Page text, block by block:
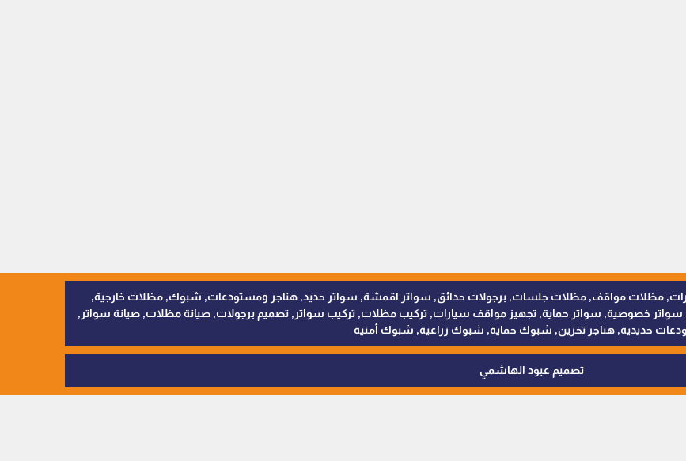
والسواتر - 0538402607 © مظلات سيارات, مظلات مواقف, مظلات جلسات, برجولات حدائق, سواتر اقمشة, سواتر حديد, هناجر ومستودعات, شبوك, مظلات خارجية,
خصوصية, سواتر حماية, تجهيز مواقف سيارات, تركيب مظلات, تركيب سواتر, تصميم برجولات, صيانة مظلات, صيانة سواتر,
حديدية, هناجر تخزين, شبوك حماية, شبوك زراعية, شبوك أمنية
تصميم عبود الهاشمي